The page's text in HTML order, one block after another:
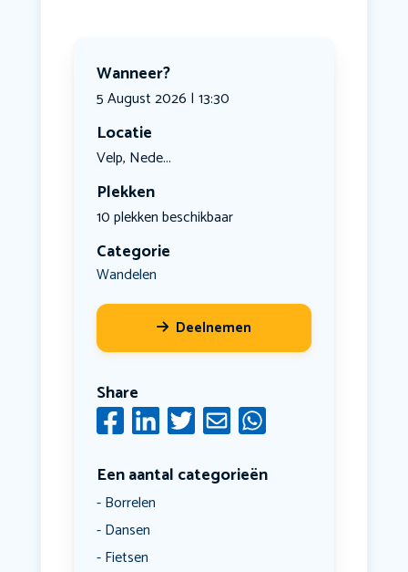
Wanneer?
5 August 2026 | 13:30
Locatie
Velp, Nede...
Plekken
10 plekken beschikbaar
Categorie
Wandelen
Deelnemen
Share
Een aantal categorieën
Borrelen
Dansen
Fietsen